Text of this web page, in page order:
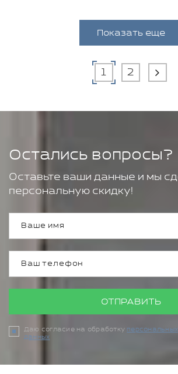
Показать еще
1 2
Остались вопросы?
Оставьте ваши данные и мы
персональную скидку!
ОТПРАВИТЬ
Даю согласие на обработку персональных
данных